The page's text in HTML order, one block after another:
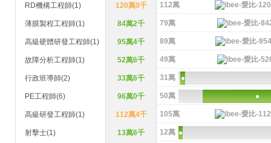
RD機構工程師(1) 120萬0千 112萬
薄膜製程工程師(1) 84萬2千 79萬
高級硬體研發工程師(1) 95萬4千 89萬
故障分析工程師(1) 52萬6千 49萬
行政班導師(2) 33萬6千 31萬
PE工程師(6) 96萬0千 50萬
高級研發工程師(1) 112萬4千 105萬
射擊士(1) 13萬6千 12萬